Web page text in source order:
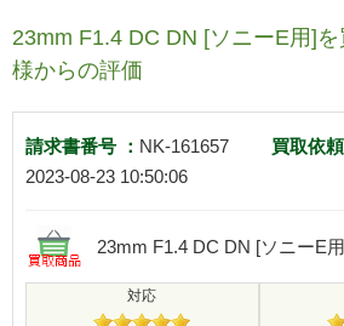
23mm F1.4 DC DN [ソニーE用]
様からの評価
請求書番号 ： NK-161657
買取依
2023-08-23 10:50:06
23mm F1.4 DC DN [ソニー
対応